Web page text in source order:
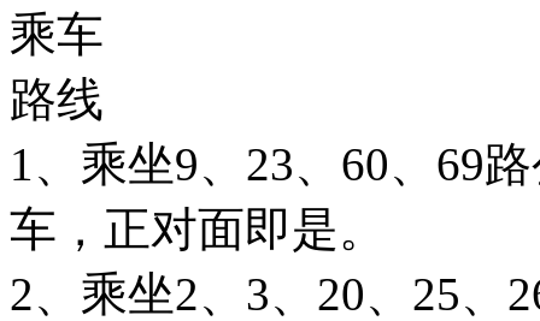
乘车
路线
1、乘坐9、23、60、69
车，正对面即是。
2、乘坐2、3、20、25、